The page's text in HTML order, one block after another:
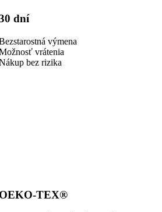
dní
výmena
vrátenia
bez rizika
TEX®